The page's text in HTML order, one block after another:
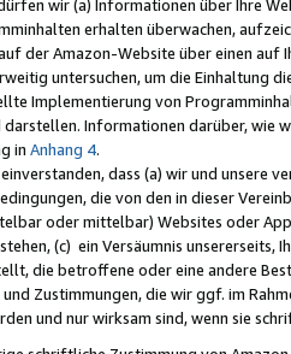
wir (a) Informationen über Ihre
erhalten überwachen,
der Amazon-Website über einen
untersuchen, um die Einhaltung
Implementierung von
Informationen darüber, wie
in Anhang 4.
dass (a) wir und
die von den in dieser
oder mittelbar) Websites oder
(c) ein Versäumnis unsererseits,
die betroffene oder eine andere
Zustimmungen, die wir ggf. im
und nur wirksam sind, wenn sie